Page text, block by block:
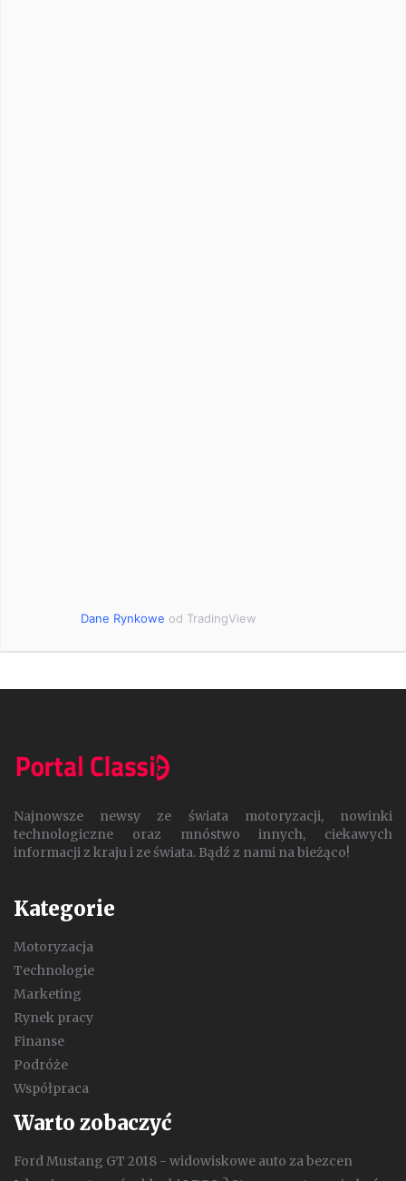
Dane Rynkowe od TradingView
Najnowsze newsy ze świata motoryzacji, nowinki
technologiczne oraz mnóstwo innych, ciekawych
informacji z kraju i ze świata. Bądź z nami na bieżąco!
Kategorie
Motoryzacja
Technologie
Marketing
Rynek pracy
Finanse
Podróże
Współpraca
Warto zobaczyć
Ford Mustang GT 2018 - widowiskowe auto za bezcen